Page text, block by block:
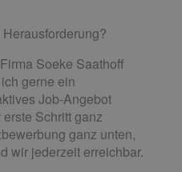
Soeke Saathoff
gerne ein
Job-Angebot
Schritt ganz
ganz unten,
wir jederzeit erreichbar.